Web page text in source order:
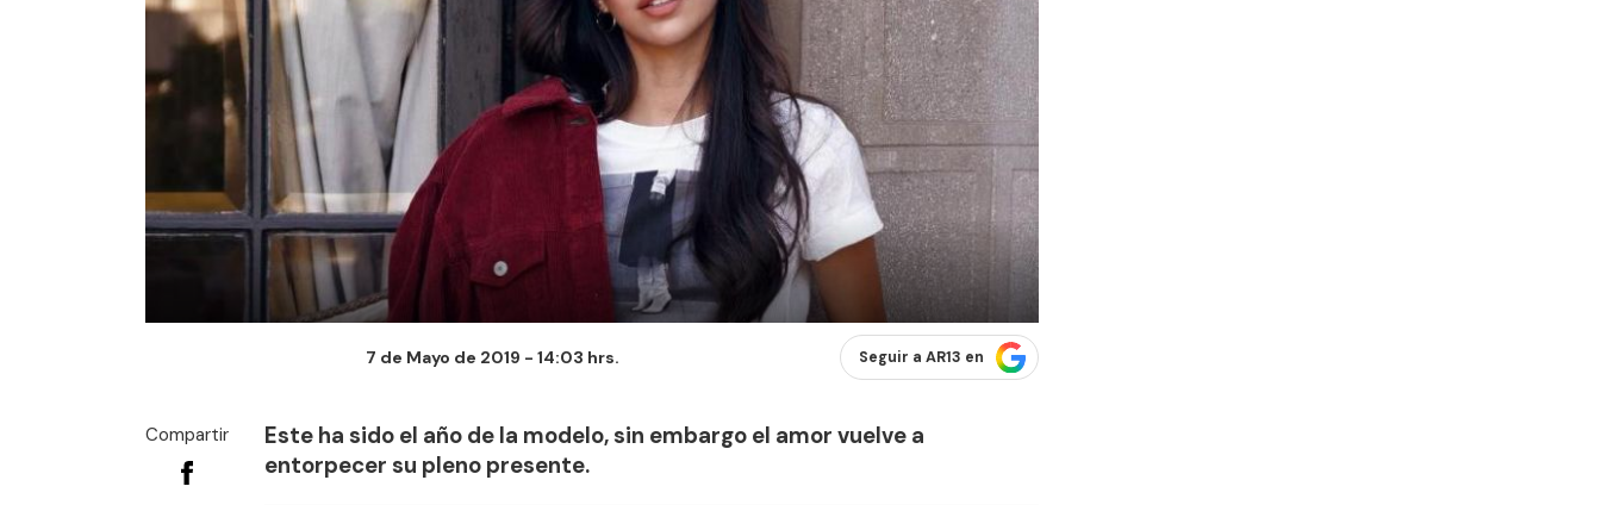
7 de Mayo de 2019 - 14:03 hrs. Seguir a AR13 en
Compartir
Este ha sido el año de la modelo, sin embargo el amor vuelve a
entorpecer su pleno presente.